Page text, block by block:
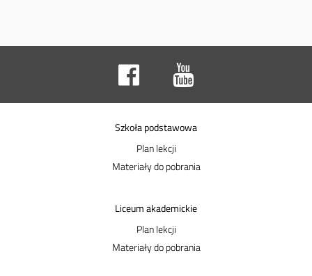
Szkoła podstawowa
Plan lekcji
Materiały do pobrania
Liceum akademickie
Plan lekcji
Materiały do pobrania